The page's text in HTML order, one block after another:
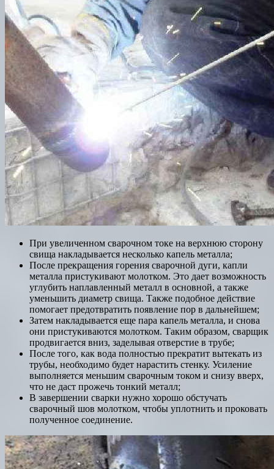
При увеличенном сварочном токе на верхнюю сторону
свища накладывается несколько капель металла;
После прекращения горения сварочной дуги, капли
металла пристукивают молотком. Это дает возможность
углубить наплавленный металл в основной, а также
уменьшить диаметр свища. Также подобное действие
помогает предотвратить появление пор в дальнейшем;
Затем накладывается еще пара капель металла, и снова
они пристукиваются молотком. Таким образом, сварщик
продвигается вниз, заделывая отверстие в трубе;
После того, как вода полностью прекратит вытекать из
трубы, необходимо будет нарастить стенку. Усиление
выполняется меньшим сварочным током и снизу вверх,
что не даст прожечь тонкий металл;
В завершении сварки нужно хорошо обстучать
сварочный шов молотком, чтобы уплотнить и проковать
полученное соединение.